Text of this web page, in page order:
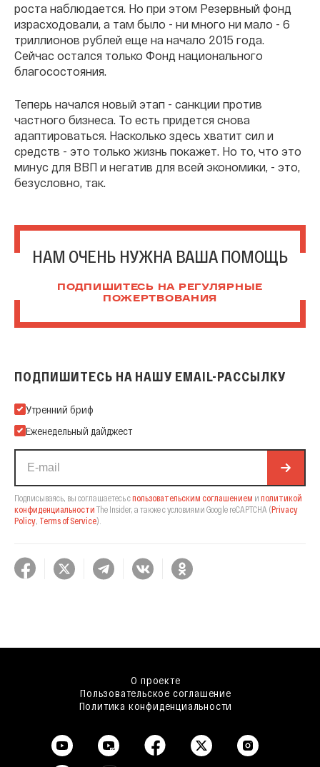
роста наблюдается. Но при этом Резервный фонд
израсходовали, а там было - ни много ни мало - 6
триллионов рублей еще на начало 2015 года.
Сейчас остался только Фонд национального
благосостояния.
Теперь начался новый этап - санкции против
частного бизнеса. То есть придется снова
адаптироваться. Насколько здесь хватит сил и
средств - это только жизнь покажет. Но то, что это
минус для ВВП и негатив для всей экономики, - это,
безусловно, так.
НАМ ОЧЕНЬ НУЖНА ВАША ПОМОЩЬ
ПОДПИШИТЕСЬ НА РЕГУЛЯРНЫЕ
ПОЖЕРТВОВАНИЯ
ПОДПИШИТЕСЬ НА НАШУ EMAIL-РАССЫЛКУ
Подпишитесь на нашу Email-рассылку
Утренний бриф
Еженедельный дайджест
Подписываясь, вы соглашаетесь спользовательским соглашением и политикой
конфиденциальности The Insider, а также с условиями Google reCAPTCHA (Privacy
Policy Terms of Service).
О проекте
Пользовательское соглашение
Политика конфиденциальности